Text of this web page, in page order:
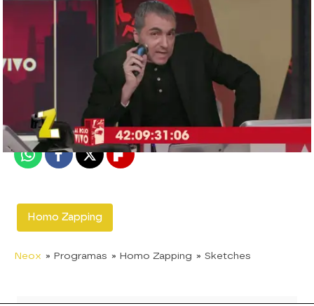
neox
Madrid
Publicado: 25 de junio de 2017, 23:01
WhatsappFacebook
X Flipboard
Homo Zapping
Neox » Programas » Homo Zapping » Sketches